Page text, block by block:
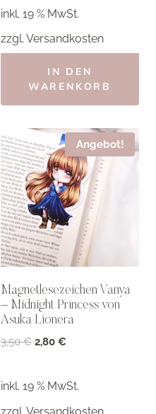
4,95 €3,96 €.
inkl. 19 % MwSt.
zzgl. Versandkosten
IN DEN
WARENKORB
Angebot!
Magnetlesezeichen Vanya
– Midnight Princess von
Asuka Lionera
3,50€ Ursprünglicher
3,50 €
2,80 €
2,80 €.
inkl. 19 % MwSt.
zzgl. Versandkosten